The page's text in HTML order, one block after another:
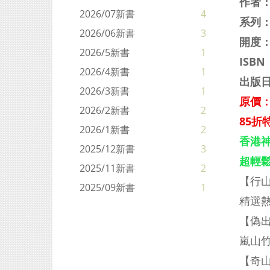
2026/07新書
4
2026/06新書
3
2026/5新書
1
2026/4新書
1
2026/3新書
1
2026/2新書
2
2026/1新書
2
2025/12新書
3
2025/11新書
2
2025/09新書
1
系列
開度
ISBN
出版
原價
85折
香港
超輕
【行
精選
【偽
嵐山
【奇